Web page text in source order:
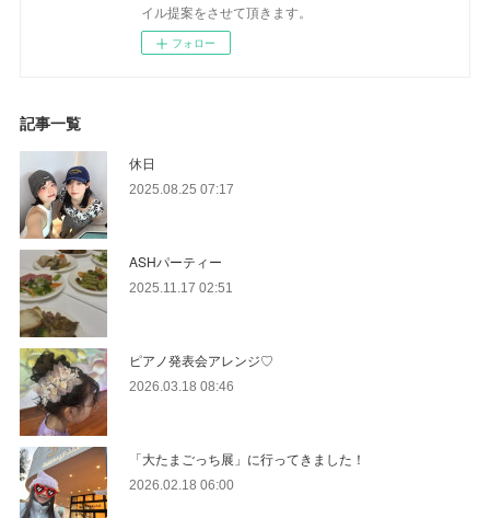
イル提案をさせて頂きます。
フォロー
記事一覧
休日
2025.08.25 07:17
ASHパーティー
2025.11.17 02:51
ピアノ発表会アレンジ♡
2026.03.18 08:46
「大たまごっち展」に行ってきました！
2026.02.18 06:00